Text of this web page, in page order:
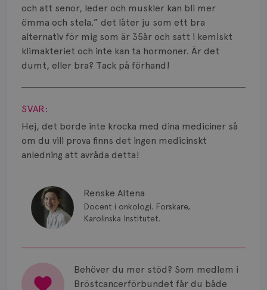
och att senor, leder och muskler kan bli mer
ömma och stela.” det låter ju som ett bra
alternativ för mig som är 35år och satt i kemiskt
klimakteriet och inte kan ta hormoner. Är det
dumt, eller bra? Tack på förhand!
Visa svar
SVAR:
Hej, det borde inte krocka med dina mediciner så
om du vill prova finns det ingen medicinskt
anledning att avråda detta!
Renske Altena
Docent i onkologi. Forskare,
Karolinska Institutet.
Behöver du mer stöd? Som medlem i
Bröstcancerförbundet får du både
Typ av bröstcancer
Smärta
Prognos
Risker
Spridd bröstcancer
Strålning